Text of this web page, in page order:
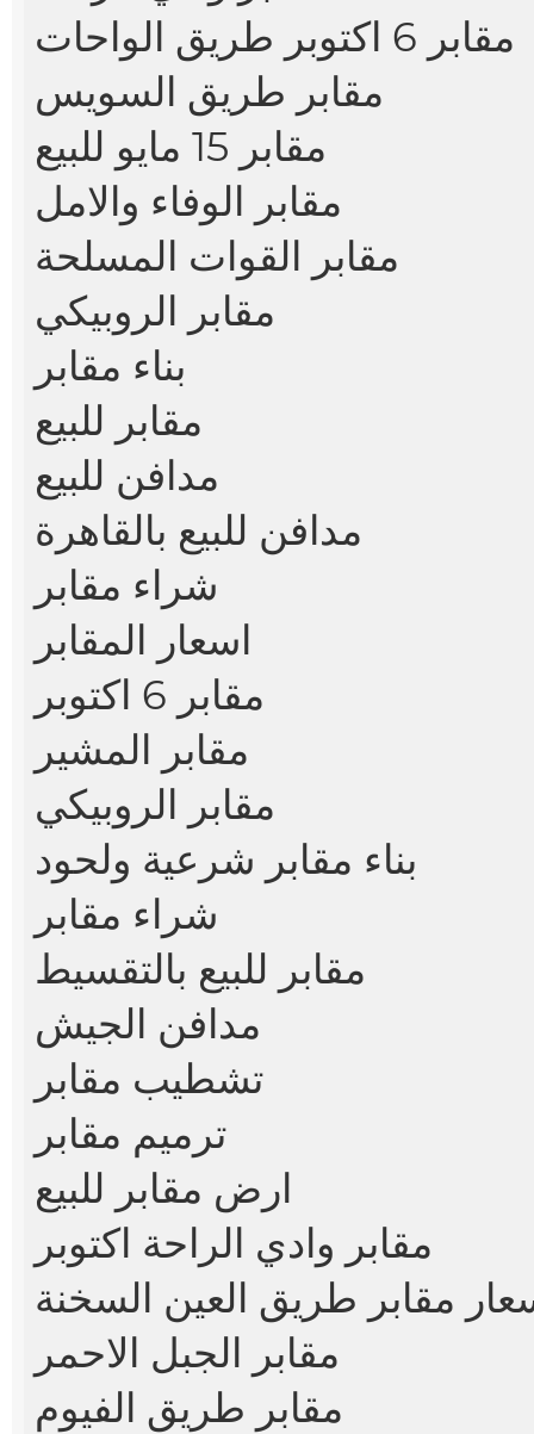
مقابر 6 اكتوبر طريق الواحات
مقابر طريق السويس
مقابر 15 مايو للبيع
مقابر الوفاء والامل
مقابر القوات المسلحة
مقابر الروبيكي
بناء مقابر
مقابر للبيع
مدافن للبيع
مدافن للبيع بالقاهرة
شراء مقابر
اسعار المقابر
مقابر 6 اكتوبر
مقابر المشير
مقابر الروبيكي
بناء مقابر شرعية ولحود
شراء مقابر
مقابر للبيع بالتقسيط
مدافن الجيش
تشطيب مقابر
ترميم مقابر
ارض مقابر للبيع
مقابر وادي الراحة اكتوبر
مقابر طريق العين السخنة
مقابر الجبل الاحمر
مقابر طريق الفيوم